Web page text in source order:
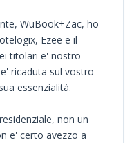
WuBook+Zac, ho
Ezee e il
titolari e' nostro
ricaduta sul vostro
essenzialità.
non un
e' certo avezzo a